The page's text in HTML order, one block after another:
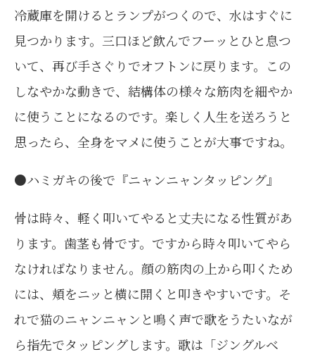
冷蔵庫を開けるとランプがつくので、水はすぐに
見つかります。三口ほど飲んでフーッとひと息つ
いて、再び手さぐりでオフトンに戻ります。この
しなやかな動きで、結構体の様々な筋肉を細やか
に使うことになるのです。楽しく人生を送ろうと
思ったら、全身をマメに使うことが大事ですね。
●ハミガキの後で『ニャンニャンタッピング』
骨は時々、軽く叩いてやると丈夫になる性質があ
ります。歯茎も骨です。ですから時々叩いてやら
なければなりません。顔の筋肉の上から叩くため
には、頬をニッと横に開くと叩きやすいです。そ
れで猫のニャンニャンと鳴く声で歌をうたいなが
ら指先でタッピングします。歌は「ジングルベ